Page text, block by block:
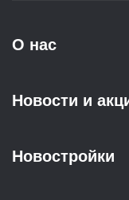
О нас
Новости и
Новостройки